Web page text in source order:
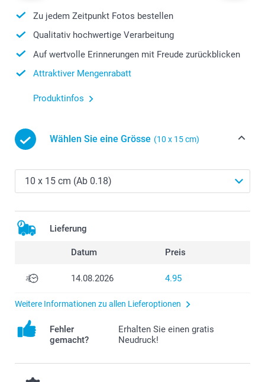
Zu jedem Zeitpunkt Fotos bestellen
Qualitativ hochwertige Verarbeitung
Auf wertvolle Erinnerungen mit Freude zurückblicken
Attraktiver Mengenrabatt
Produktinfos
Wählen Sie eine Grösse (10 x 15 cm)
Lieferung
Datum Preis
14.08.2026 4.95
Weitere Informationen zu allen Lieferoptionen
Fehler
gemacht?
Erhalten Sie einen gratis
Neudruck!